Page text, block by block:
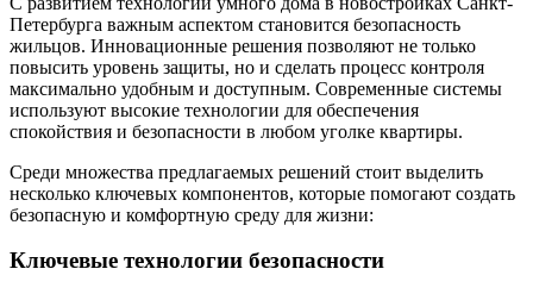
Петербурга важным аспектом становится безопасность
жильцов. Инновационные решения позволяют не только
повысить уровень защиты, но и сделать процесс контроля
максимально удобным и доступным. Современные системы
используют высокие технологии для обеспечения
спокойствия и безопасности в любом уголке квартиры.
Среди множества предлагаемых решений стоит выделить
несколько ключевых компонентов, которые помогают создать
безопасную и комфортную среду для жизни:
Ключевые технологии безопасности